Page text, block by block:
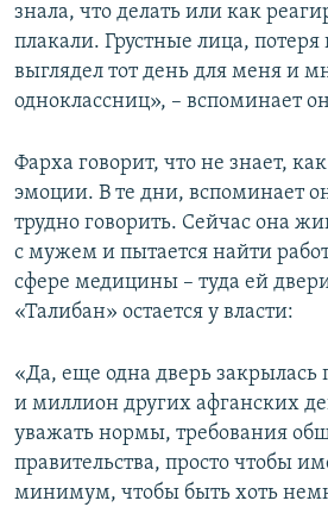
знала, что делать или как
плакали. Грустные лица,
выглядел тот день для меня и
одноклассниц», – вспоминает
Фарха говорит, что не знает,
эмоции. В те дни, вспоминает
трудно говорить. Сейчас она
с мужем и пытается найти
сфере медицины – туда ей
«Талибан» остается у власти:
«Да, еще одна дверь закрылась
и миллион других афганских
уважать нормы, требования
правительства, просто чтобы
минимум, чтобы быть хоть